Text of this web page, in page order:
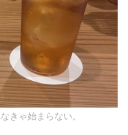
きゃ始まらない。